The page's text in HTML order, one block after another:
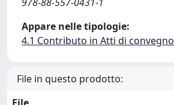
Appare nelle tipologie:
4.1 Contributo in Atti di convegno
File in questo prodotto: